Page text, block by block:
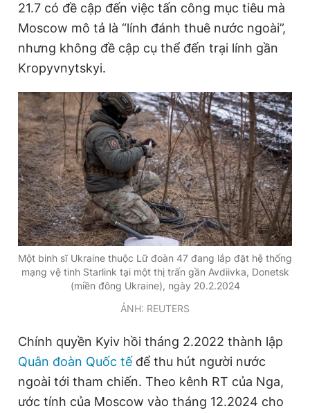
21.7 có đề cập đến việc tấn công mục tiêu mà
Moscow mô tả là “lính đánh thuê nước ngoài”,
nhưng không đề cập cụ thể đến trại lính gần
Kropyvnytskyi.
Một binh sĩ Ukraine thuộc Lữ đoàn 47 đang lắp đặt hệ thống
mạng vệ tinh Starlink tại một thị trấn gần Avdiivka, Donetsk
(miền đông Ukraine), ngày 20.2.2024
ẢNH: REUTERS
Chính quyền Kyiv hồi tháng 2.2022 thành lập
Quân đoàn Quốc tếđể thu hút người nước
ngoài tới tham chiến. Theo kênh RT của Nga,
ước tính của Moscow vào tháng 12.2024 cho